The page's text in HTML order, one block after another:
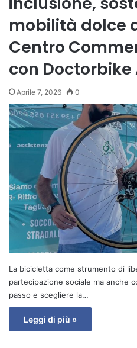
mobilità dolce
Centro
con Doctorbike
Aprile 7, 2026 0
La bicicletta come strumento di
partecipazione sociale ma anche
passo e scegliere la…
Leggi di più »